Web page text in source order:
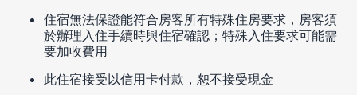
住宿無法保證能符合房客所有特殊住房要求，房客須
於辦理入住手續時與住宿確認；特殊入住要求可能需
要加收費用
此住宿接受以信用卡付款，恕不接受現金